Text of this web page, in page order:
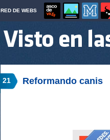
RED DE WEBS
21 Reformando canis